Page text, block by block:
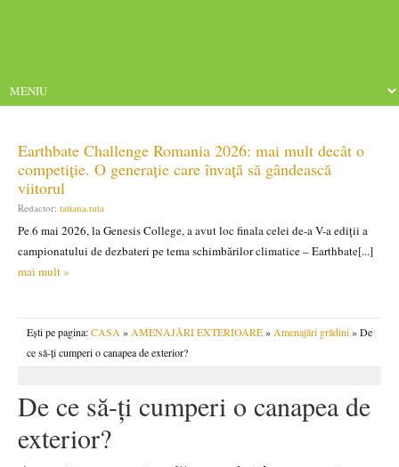
Earthbate Challenge Romania 2026: mai mult decât o
competiție. O generație care învață să gândească
viitorul
Redactor: tatiana.tuta
Pe 6 mai 2026, la Genesis College, a avut loc finala celei de-a V-a ediții a
campionatului de dezbateri pe tema schimbărilor climatice – Earthbate[...]
mai mult »
Ești pe pagina:CASA » AMENAJĂRI EXTERIOARE» Amenajări grădini» De
ce să-ți cumperi o canapea de exterior?
De ce să-ți cumperi o canapea de
exterior?